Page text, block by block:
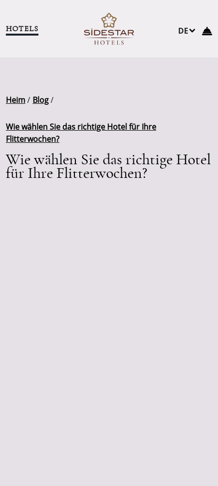
HOTELS
DE
Heim/ Blog/
Wie wählen Sie das richtige Hotel für Ihre
Flitterwochen?
Wie wählen Sie das richtige Hotel
für Ihre Flitterwochen?